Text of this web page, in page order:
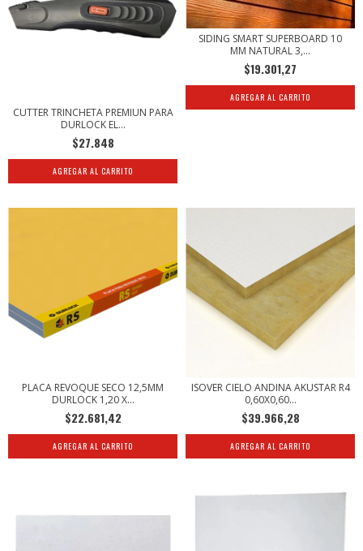
CUTTER TRINCHETA PREMIUN PARA
DURLOCK EL...
$27.848
SIDING SMART SUPERBOARD 10
MM NATURAL 3,...
$19.301,27
PLACA REVOQUE SECO 12,5MM
DURLOCK 1,20 X...
$22.681,42
ISOVER CIELO ANDINA AKUSTAR R4
0,60X0,60...
$39.966,28